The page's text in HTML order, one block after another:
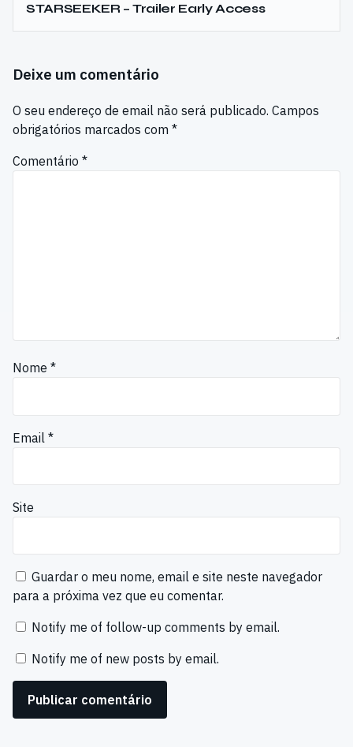
STARSEEKER – Trailer Early Access
Deixe um comentário
O seu endereço de email não será publicado. Campos
obrigatórios marcados com *
Comentário *
Nome *
Email *
Site
Guardar o meu nome, email e site neste navegador
para a próxima vez que eu comentar.
Notify me of follow-up comments by email.
Notify me of new posts by email.